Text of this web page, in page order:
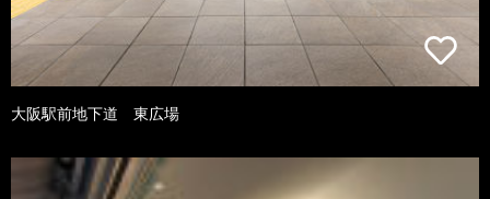
大阪駅前地下道 東広場